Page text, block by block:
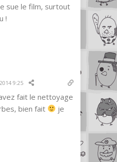
sue le film, surtout
!
9:25
fait le nettoyage
bien fait
je